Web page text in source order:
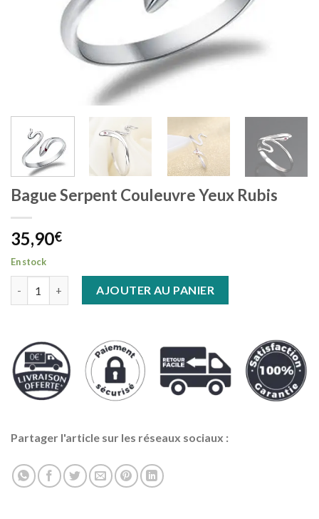
Bague Serpent Couleuvre Yeux Rubis
35,90€
En stock
quantité de Bague Serpent Couleuvre Yeux Rubis
AJOUTER AU PANIER
Partager l'article sur les réseaux sociaux :